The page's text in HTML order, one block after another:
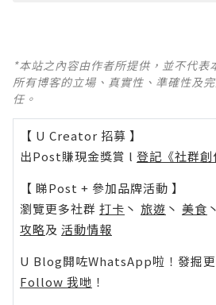
*本站之內容由作者所提供，並不代表
所有博客的立場、真實性、準確性及
任。
【 U Creator 招募 】
出Post賺現金獎賞 l 登記《社群創
【 睇Post + 參加品牌活動 】
瀏覽更多社群 打卡 丶 旅遊 丶 美食 丶
攻略及 活動情報
U Blog開咗WhatsApp啦！發掘更
Follow 我哋 ！